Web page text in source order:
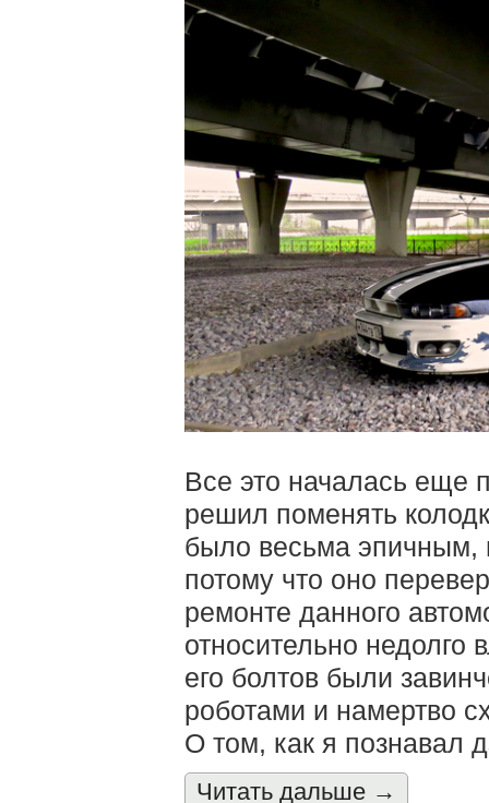
Все это началась еще
решил поменять
было весьма эпичным,
потому что оно
ремонте данного
относительно
его болтов были
роботами и намертво
О том, как я познавал
Читать дальшe →